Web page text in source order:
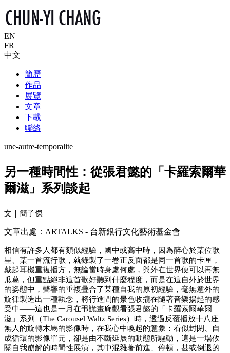
EN
FR
中文
簡歷
作品
展覽
文章
下載
聯絡
une-autre-temporalite
另一種時間性：從張君懿的「卡羅索爾華
爾滋」系列談起
文｜簡子傑
文章出處：ARTALKS - 台新銀行文化藝術基金會
相信有許多人都有類似經驗，國中或高中時，因為醉心於某位歌
星、某一首流行歌，就錄製了一卷正反面都是同一首歌的卡匣，
戴起耳機重複播方，無論當時身處何處，與外在世界便可以再無
瓜葛，但重點絕非這首歌好聽到什麼程度，而是在這自外於世界
的姿態中，聲響的重複疊合了某種自我的原初經驗，毫無意外的
旋律製造出一種執念，將行進間的景色收攏在隨著音樂揚起的感
受中——這也是一月在弔詭畫廊觀看張君懿的「卡羅索爾華爾
滋」系列（The Carousel Waltz Series）時，透過反覆播放十八座
無人的旋轉木馬的影像時，在我心中喚起的意象：看似封閉、自
成循環的影像單元，卻是由不斷延展的動態所驅動，這是一場攸
關自我崩解的時間性展演，其中混雜著前進、停頓，甚或倒退的